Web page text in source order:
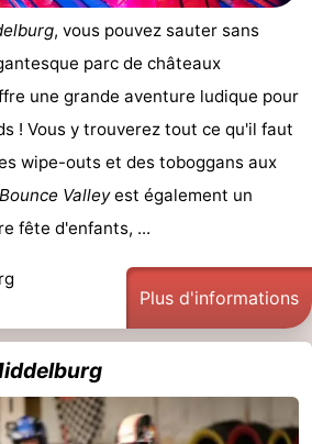
, vous pouvez sauter sans
parc de châteaux
une grande aventure ludique pour
! Vous y trouverez tout ce qu'il faut
wipe-outs et des toboggans aux
Bounce Valleyest également un
fête d'enfants, ...
Plus d'informations